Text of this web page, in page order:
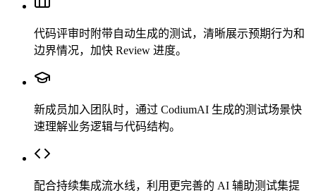
代码评审时附带自动生成的测试，清晰展示预期行为和
边界情况，加快 Review 进度。
新成员加入团队时，通过 CodiumAI 生成的测试场景快
速理解业务逻辑与代码结构。
配合持续集成流水线，利用更完善的 AI 辅助测试集提